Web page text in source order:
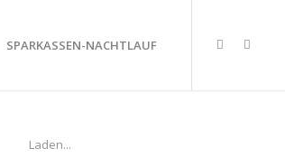
SPARKASSEN-NACHTLAUF
Laden...